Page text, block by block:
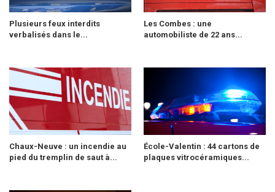
Plusieurs feux interdits
verbalisés dans le...
Les Combes : une
automobiliste de 22 ans...
Chaux-Neuve : un incendie au
pied du tremplin de saut à...
École-Valentin : 44 cartons de
plaques vitrocéramiques...